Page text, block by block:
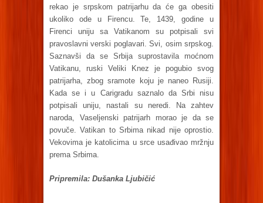
rekao je srpskom patrijarhu da će ga obesiti
ukoliko ode u Firencu. Te, 1439, godine u
Firenci uniju sa Vatikanom su potpisali svi
pravoslavni verski poglavari. Svi, osim srpskog.
Saznavši da se Srbija suprostavila moćnom
Vatikanu, ruski Veliki Knez je pogubio svog
patrijarha, zbog sramote koju je naneo Rusiji.
Kada se i u Carigradu saznalo da Srbi nisu
potpisali uniju, nastali su neredi. Na zahtev
naroda, Vaseljenski patrijarh morao je da se
povuče. Vatikan to Srbima nikad nije oprostio.
Vekovima je katolicima u srce usađivao mržnju
prema Srbima.
Pripremila: Dušanka Ljubičić